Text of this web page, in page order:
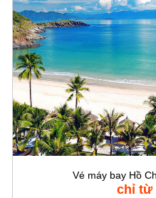
Vé máy bay Hồ
chỉ từ